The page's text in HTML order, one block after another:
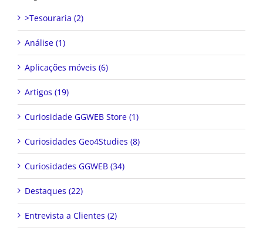
>Tesouraria (2)
Análise (1)
Aplicações móveis (6)
Artigos (19)
Curiosidade GGWEB Store (1)
Curiosidades Geo4Studies (8)
Curiosidades GGWEB (34)
Destaques (22)
Entrevista a Clientes (2)